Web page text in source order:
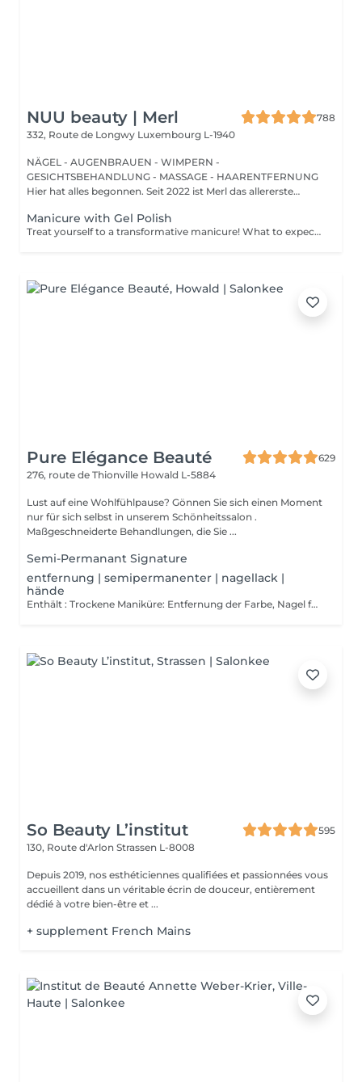
NUU beauty | Merl
788
332, Route de Longwy Luxembourg L-1940
NÄGEL - AUGENBRAUEN - WIMPERN -
GESICHTSBEHANDLUNG - MASSAGE - HAARENTFERNUNG
Hier hat alles begonnen. Seit 2022 ist Merl das allererste
Manicure with Gel Polish
Treat yourself to a transformative manicure! What to expect: - old polish is removed as a bonus - rough skin is removed - nails are shaped - cuticles and side ridges are polished - reinforcement is performed if chosen - semi-permanent polish is applied - cuticle oil and hand cream are applied Age: 16+ Frequency: every 3 weeks for best results. *Removal of old semi-permanent polish is included with the manicure. If you want a separate removal appointment, we charge €20 for the careful process that protects your nails. For the manicure, we leave a thin layer of old polish under the new layer to enhance the durability of the semi-permanent polish. *Please note that if semipermanent nail polish without manicure is chosen, rough skin, cuticle and side ridges won't be removed.
Pure Elégance Beauté
629
276, route de Thionville Howald L-5884
Lust auf eine Wohlfühlpause? Gönnen Sie sich einen Moment
nur für sich selbst in unserem Schönheitssalon .
Maßgeschneiderte Behandlungen, die Sie ...
Semi-Permanant Signature
entfernung | semipermanenter | nagellack |
hände
Enthält : Trockene Maniküre: Entfernung der Farbe, Nagel formen, Reinigung der Nagelhaut und zum Abschluss einer Massage der Hände am Ende der trockenen Maniküre und eventuell am Ende mit einem stärkenden Lack überziehen.
So Beauty L’institut
595
130, Route d'Arlon Strassen L-8008
Depuis 2019, nos esthéticiennes qualifiées et passionnées vous
accueillent dans un véritable écrin de douceur, entièrement
dédié à votre bien-être et ...
+ supplement French Mains